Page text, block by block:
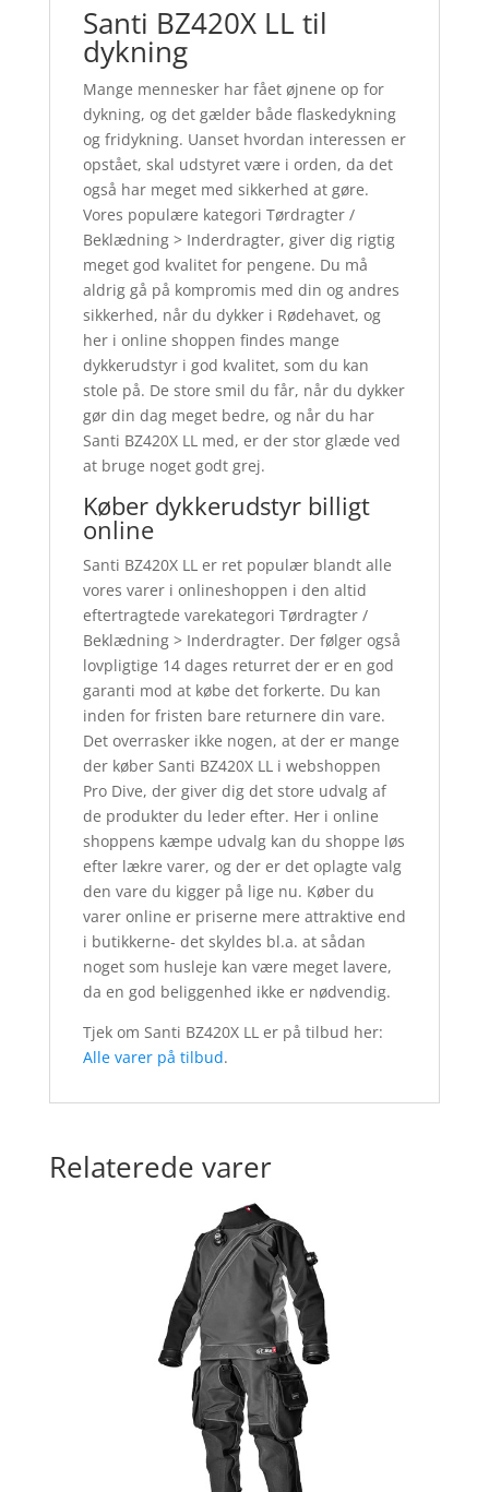
Santi BZ420X LL til
dykning
Mange mennesker har fået øjnene op for
dykning, og det gælder både flaskedykning
og fridykning. Uanset hvordan interessen er
opstået, skal udstyret være i orden, da det
også har meget med sikkerhed at gøre.
Vores populære kategori Tørdragter /
Beklædning > Inderdragter, giver dig rigtig
meget god kvalitet for pengene. Du må
aldrig gå på kompromis med din og andres
sikkerhed, når du dykker i Rødehavet, og
her i online shoppen findes mange
dykkerudstyr i god kvalitet, som du kan
stole på. De store smil du får, når du dykker
gør din dag meget bedre, og når du har
Santi BZ420X LL med, er der stor glæde ved
at bruge noget godt grej.
Køber dykkerudstyr billigt
online
Santi BZ420X LL er ret populær blandt alle
vores varer i onlineshoppen i den altid
eftertragtede varekategori Tørdragter /
Beklædning > Inderdragter. Der følger også
lovpligtige 14 dages returret der er en god
garanti mod at købe det forkerte. Du kan
inden for fristen bare returnere din vare.
Det overrasker ikke nogen, at der er mange
der køber Santi BZ420X LL i webshoppen
Pro Dive, der giver dig det store udvalg af
de produkter du leder efter. Her i online
shoppens kæmpe udvalg kan du shoppe løs
efter lækre varer, og der er det oplagte valg
den vare du kigger på lige nu. Køber du
varer online er priserne mere attraktive end
i butikkerne- det skyldes bl.a. at sådan
noget som husleje kan være meget lavere,
da en god beliggenhed ikke er nødvendig.
Tjek om Santi BZ420X LL er på tilbud her:
Alle varer på tilbud.
Relaterede varer